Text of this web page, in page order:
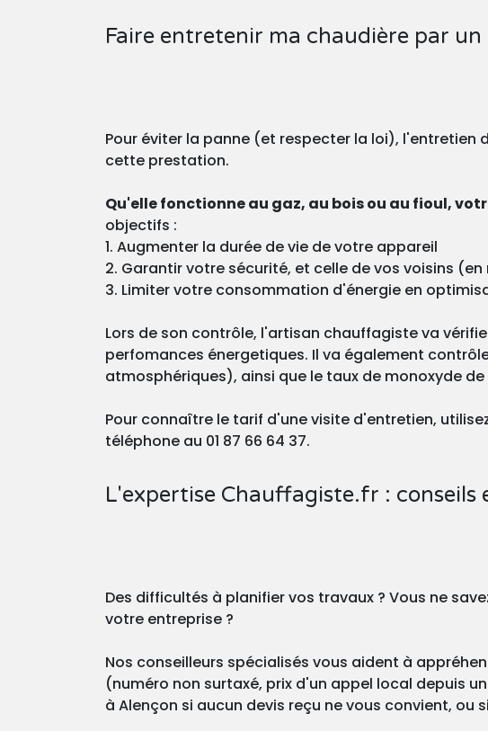
Faire entretenir ma chaudière par
Pour éviter la panne (et respecter la loi),
cette prestation.
Qu'elle fonctionne au gaz, au bois ou au fioul,
objectifs :
1. Augmenter la durée de vie de votre appareil
2. Garantir votre sécurité, et celle de vos voisins
3. Limiter votre consommation d'énergie en
Lors de son contrôle, l'artisan chauffagiste va
perfomances énergetiques. Il va également
atmosphériques), ainsi que le taux de monoxyde
Pour connaître le tarif d'une visite d'entretien,
téléphone au 01 87 66 64 37.
L'expertise Chauffagiste.fr : conseils
Des difficultés à planifier vos travaux ? Vous ne
votre entreprise ?
Nos conseilleurs spécialisés vous aident à
(numéro non surtaxé, prix d'un appel local depuis
à Alençon si aucun devis reçu ne vous convient, ou